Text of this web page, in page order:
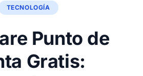
TECNOLOGÍA
Punto de
Gratis: